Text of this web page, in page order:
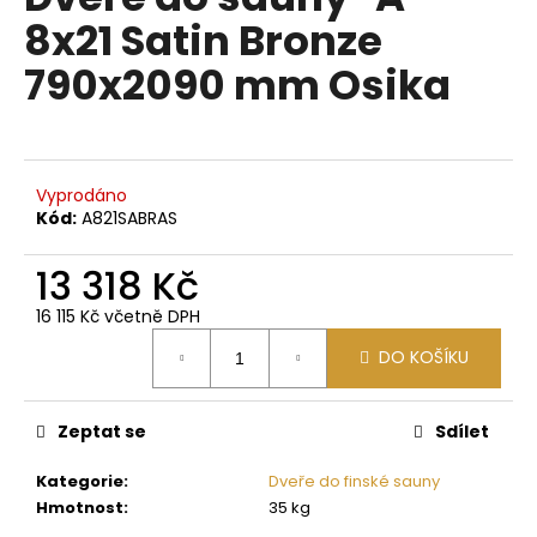
0,0
z
5
hvězdiček.
8x21 Satin Bronze
790x2090 mm Osika
Vyprodáno
Kód: A821SABRAS
13 318 Kč
16 115 Kč včetně DPH
DO KOŠÍKU
Kategorie:
Dveře do finské sauny
Hmotnost: 35 kg
Zeptat se Sdílet
a
j
í
?
o
p
u